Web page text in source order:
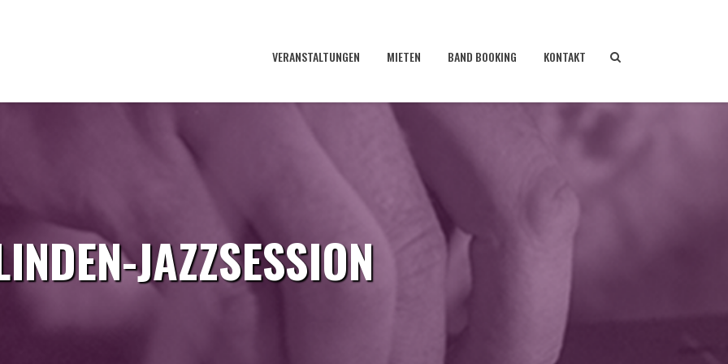
VERANSTALTUNGEN MIETEN BAND BOOKING KONTAKT
JAZZSESSION